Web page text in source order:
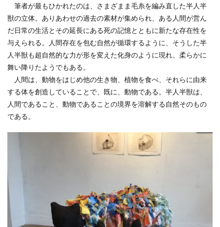
筆者が最もひかれたのは、さまざまま毛糸を編み直した半人半
獣の立体。ありあわせの過去の素材が集められ、ある人間が営ん
だ日常の生活とその延長にある死の記憶とともに新たな存在性を
与えられる。人間存在を包む自然が循環するように、そうした半
人半獣も超自然的な力が形を変えた化身のように現れ、柔らかに
舞い降りたようでもある。
人間は、動物をはじめ他の生き物、植物を食べ、それらに由来
する体を創造していることで、既に、動物である。半人半獣は、
人間であること、動物であることの境界を溶解する自然そのもの
である。